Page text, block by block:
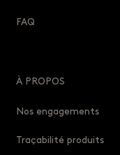
FAQ
À PROPOS
Nos engagements
Traçabilité produits